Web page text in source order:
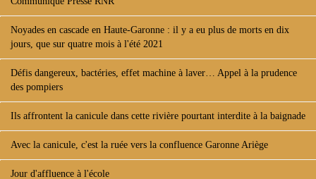
Noyades en cascade en Haute-Garonne : il y a eu plus de morts en dix
jours, que sur quatre mois à l'été 2021
Défis dangereux, bactéries, effet machine à laver… Appel à la prudence
des pompiers
Ils affrontent la canicule dans cette rivière pourtant interdite à la baignade
Avec la canicule, c'est la ruée vers la confluence Garonne Ariège
Jour d'affluence à l'école